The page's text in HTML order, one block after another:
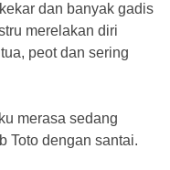
dan banyak gadis
merelakan diri
peot dan sering
merasa sedang
Toto dengan santai.